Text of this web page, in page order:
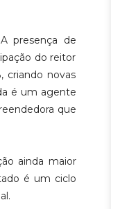
presença de
do reitor
criando novas
é um agente
que
ainda maior
é um ciclo